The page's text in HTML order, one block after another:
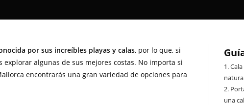
por sus increíbles playas y calas, por lo que, si
algunas de sus mejores costas. No importa si
encontrarás una gran variedad de opciones para
1.
2.
una